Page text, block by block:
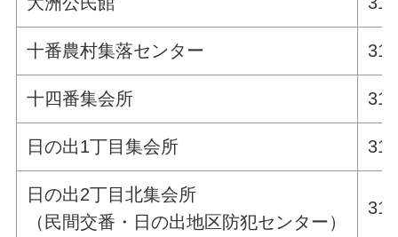
十番農村集落センター
十四番集会所
日の出1丁目集会所
日の出2丁目北集会所
（民間交番・日の出地区防犯センター）